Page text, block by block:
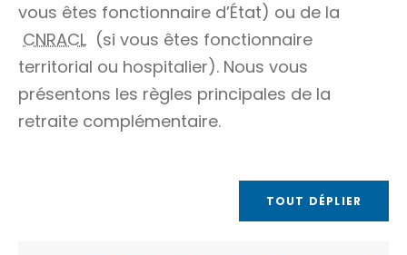
vous êtes fonctionnaire d’État) ou de la
CNRACL (si vous êtes fonctionnaire
territorial ou hospitalier). Nous vous
présentons les règles principales de la
retraite complémentaire.
TOUT DÉPLIER